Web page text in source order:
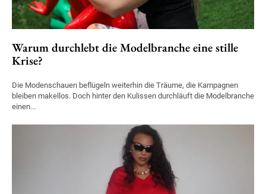
Warum durchlebt die Modelbranche eine stille
Krise?
Die Modenschauen beflügeln weiterhin die Träume, die Kampagnen
bleiben makellos. Doch hinter den Kulissen durchläuft die Modelbranche
einen...